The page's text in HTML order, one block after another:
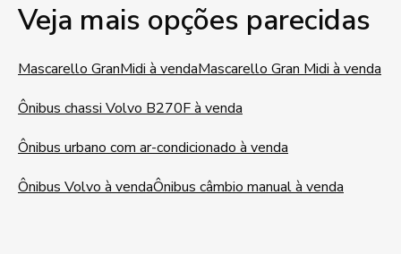
Veja mais opções parecidas
Mascarello GranMidi à vendaMascarello Gran Midi à venda
Ônibus chassi Volvo B270F à venda
Ônibus urbano com ar-condicionado à venda
Ônibus Volvo à vendaÔnibus câmbio manual à venda